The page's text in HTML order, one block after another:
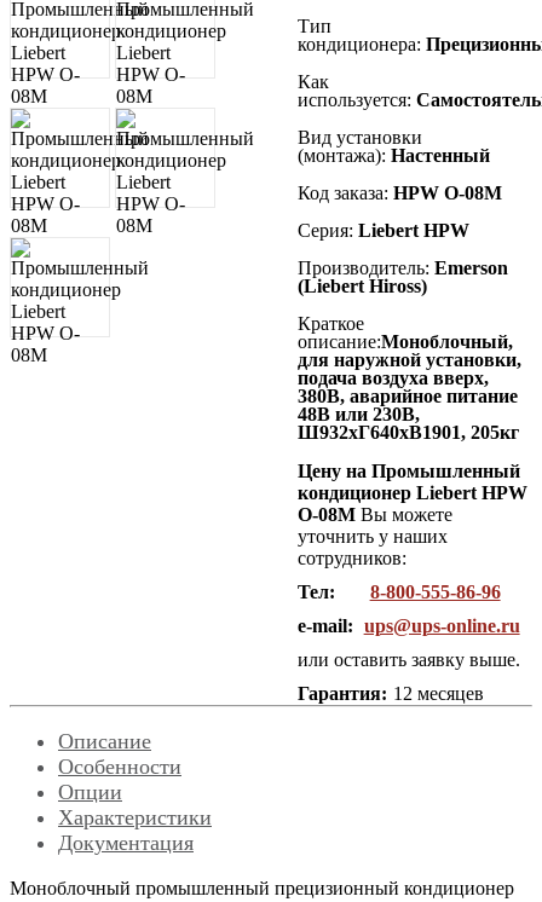
Тип
кондиционера:
Как
используется:
Вид установки
(монтажа): Настенный
Код заказа: HPW O-08M
Серия: Liebert HPW
Производитель: Emerson
(Liebert Hiross)
Краткое
описание:Моноблочный,
для наружной установки,
подача воздуха вверх,
380В, аварийное питание
48В или 230В,
Ш932хГ640хВ1901, 205кг
Цену на Промышленный
кондиционер Liebert HPW
O-08M Вы можете
уточнить у наших
сотрудников:
Тел:
8-800-555-86-96
e-mail: ups@ups-online.ru
или оставить заявку выше.
Гарантия: 12 месяцев
Описание
Особенности
Опции
Характеристики
Документация
Моноблочный промышленный прецизионный кондиционер